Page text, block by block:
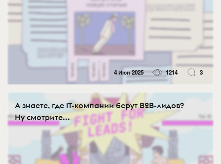
4 Июн 2025 1214 3
А знаете, где IT-компании берут B2B-лидов?
Ну смотрите...